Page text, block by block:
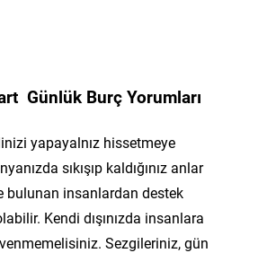
Günlük Burç Yorumları
yapayalnız hissetmeye
sıkışıp kaldığınız anlar
bulunan insanlardan destek
Kendi dışınızda insanlara
Sezgileriniz, gün